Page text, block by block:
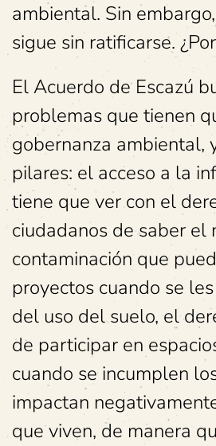
ambiental. Sin
sigue sin ratificarse.
El Acuerdo de Escazú
problemas que tienen
gobernanza ambiental,
pilares: el acceso a la
tiene que ver con el
ciudadanos de saber el
contaminación que
proyectos cuando se
del uso del suelo, el
de participar en
cuando se incumplen
impactan
que viven, de manera